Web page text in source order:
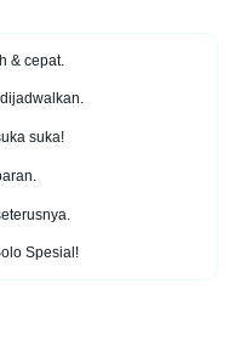
& cepat.
suka!
Spesial!